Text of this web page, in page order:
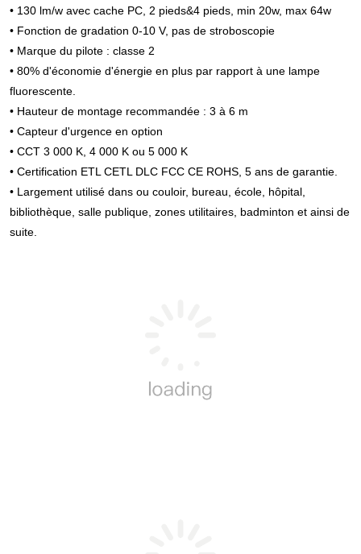
• 130 lm/w avec cache PC, 2 pieds&4 pieds, min 20w, max 64w
• Fonction de gradation 0-10 V, pas de stroboscopie
• Marque du pilote : classe 2
• 80% d'économie d'énergie en plus par rapport à une lampe
fluorescente.
• Hauteur de montage recommandée : 3 à 6 m
• Capteur d'urgence en option
• CCT 3 000 K, 4 000 K ou 5 000 K
• Certification ETL CETL DLC FCC CE ROHS, 5 ans de garantie.
• Largement utilisé dans ou couloir, bureau, école, hôpital,
bibliothèque, salle publique, zones utilitaires, badminton et ainsi de
suite.